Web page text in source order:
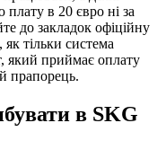
в 20 євро ні за
до закладок офіційну
тільки система
який приймає оплату
прапорець.
в SKG